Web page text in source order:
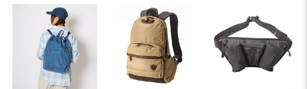
ワン、Foxfire 香林坊アトリオ、Foxfire 阪神梅田本店、Foxfi
re LUCUA1100、Foxfire あべのハルカス近鉄本店、Foxfire
神戸大丸、Foxfire 西宮阪急、Foxfire 福屋広島駅前)